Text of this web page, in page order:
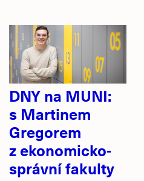
DNY na MUNI:
s Martinem
Gregorem
z ekonomicko-
správní fakulty